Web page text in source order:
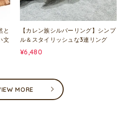
と
文
【カレン族シルバーリング】シンプ
ル＆スタイリッシュな3連リング
¥6,480
MORE